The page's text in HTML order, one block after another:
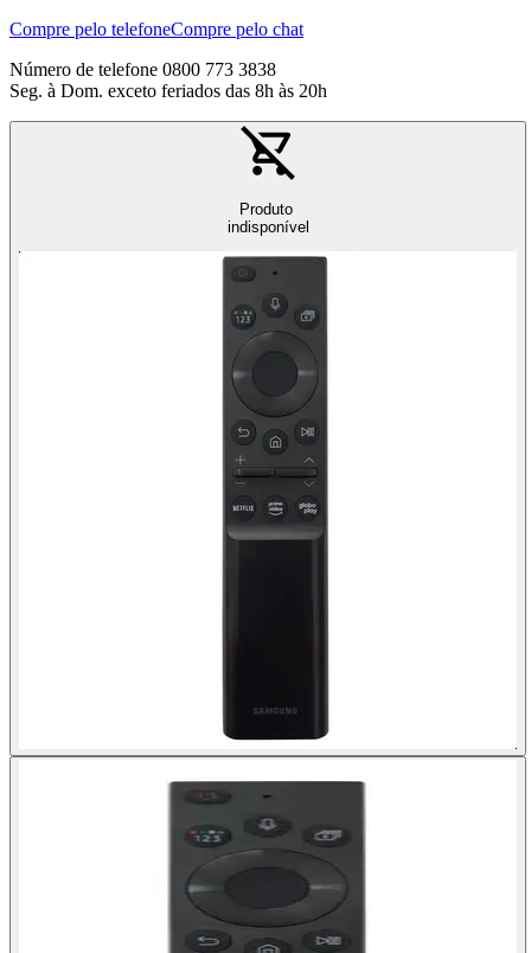
Compre pelo telefoneCompre pelo chat
Número de telefone 0800 773 3838
Seg. à Dom. exceto feriados das 8h às 20h
Produto
indisponível